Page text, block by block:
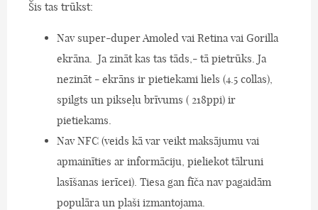
Šis tas trūkst:
Nav super-duper Amoled vai Retina vai Gorilla
ekrāna. Ja zināt kas tas tāds,- tā pietrūks. Ja
nezināt - ekrāns ir pietiekami liels (4.5 collas),
spilgts un pikseļu brīvums ( 218ppi) ir
pietiekams.
Nav NFC (veids kā var veikt maksājumu vai
apmainīties ar informāciju, pieliekot tālruni
lasīšanas ierīcei). Tiesa gan fīča nav pagaidām
populāra un plaši izmantojama.